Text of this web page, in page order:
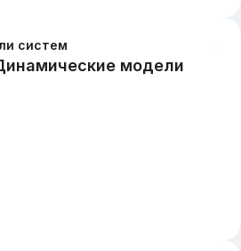
систем